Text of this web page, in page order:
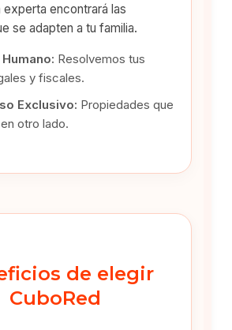
experta encontrará las
se adapten a tu familia.
Resolvemos tus
y fiscales.
Exclusivo: Propiedades que
otro lado.
de elegir
CuboRed